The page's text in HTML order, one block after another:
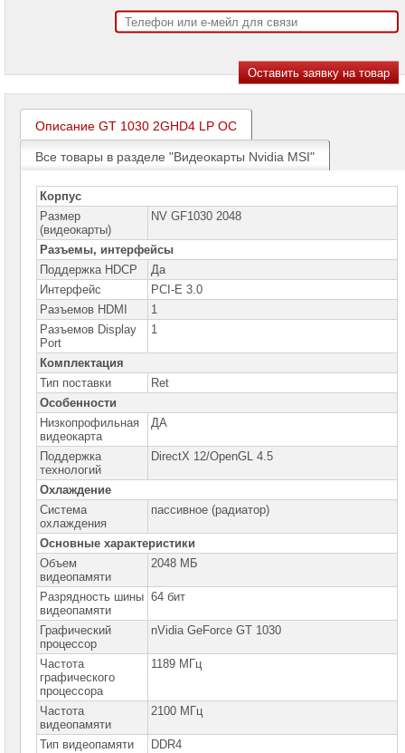
Принтеры
Серверы
Brand
Пассивное
сетевое
оборудование
Активное
сетевое
оборудование
СХД
системы
хранения
данных
Компоненты
компьютеров
Платформы
малого
размера
Материнские
платы
Процессоры
Intel
Процессоры
AMD
Модули
памяти
Жесткие
диски
SATA
Описание GT 1030 2GHD4 LP OC
Все товары в разделе "Видеокарты Nvidia MSI"
Корпус
Размер
(видеокарты)
NV GF1030 2048
Разъемы, интерфейсы
Поддержка HDCP
Да
Интерфейс
PCI-E 3.0
Разъемов HDMI
1
Разъемов Display
Port
1
Комплектация
Тип поставки
Ret
Особенности
Низкопрофильная
видеокарта
ДА
Поддержка
технологий
DirectX 12/OpenGL 4.5
Охлаждение
Система
охлаждения
пассивное (радиатор)
Основные характеристики
Объем
видеопамяти
2048 МБ
Разрядность шины
видеопамяти
64 бит
Графический
процессор
nVidia GeForce GT 1030
Частота
графического
процессора
1189 МГц
Частота
видеопамяти
2100 МГц
Тип видеопамяти
DDR4